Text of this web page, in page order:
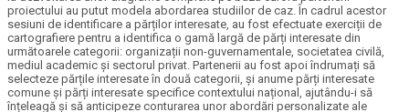
proiectului au putut modela abordarea studiilor de caz. În cadrul acestor
sesiuni de identificare a părților interesate, au fost efectuate exerciții de
cartografiere pentru a identifica o gamă largă de părți interesate din
următoarele categorii: organizații non-guvernamentale, societatea civilă,
mediul academic și sectorul privat. Partenerii au fost apoi îndrumați să
selecteze părțile interesate în două categorii, și anume părți interesate
comune și părți interesate specifice contextului național, ajutându-i să
înțeleagă și să anticipeze conturarea unor abordări personalizate ale